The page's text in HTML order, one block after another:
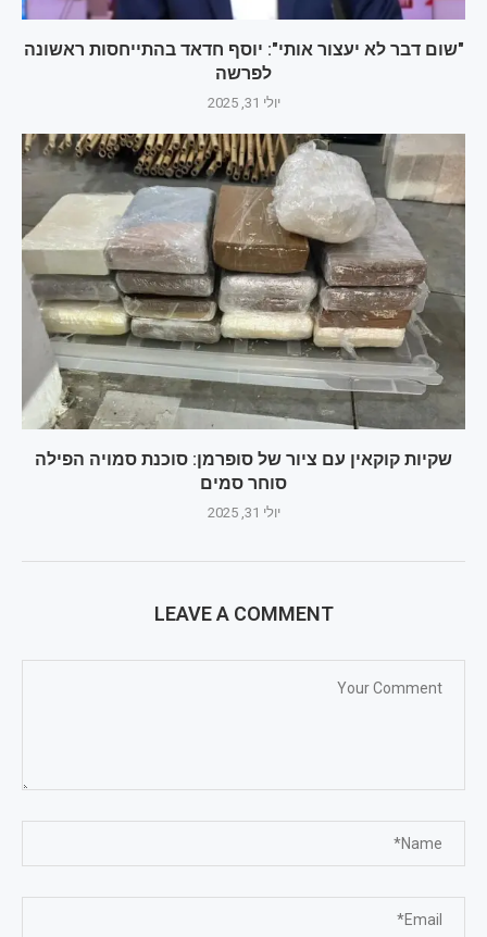
"שום דבר לא יעצור אותי": יוסף חדאד בהתייחסות ראשונה
לפרשה
יולי 31, 2025
שקיות קוקאין עם ציור של סופרמן: סוכנת סמויה הפילה
סוחר סמים
יולי 31, 2025
LEAVE A COMMENT